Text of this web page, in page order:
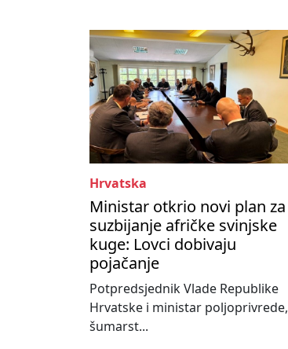
Hrvatska
Ministar otkrio novi plan za
suzbijanje afričke svinjske
kuge: Lovci dobivaju
pojačanje
Potpredsjednik Vlade Republike
Hrvatske i ministar poljoprivrede,
šumarst...